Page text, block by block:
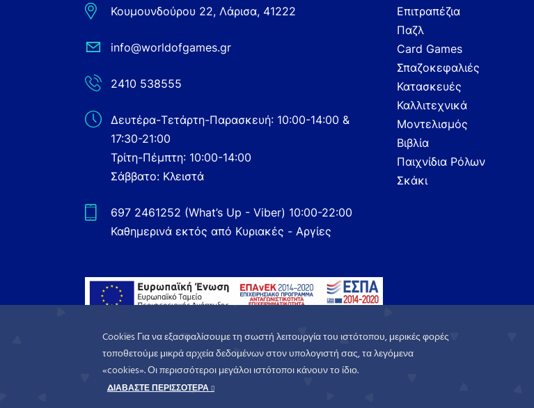
Κουμουνδούρου 22, Λάρισα, 41222
info@worldofgames.gr
2410 538555
Δευτέρα-Τετάρτη-Παρασκευή: 10:00-14:00 &
17:30-21:00
Τρίτη-Πέμπτη: 10:00-14:00
Σάββατο: Κλειστά
697 2461252 (What’s Up - Viber) 10:00-22:00
Καθημερινά εκτός από Κυριακές - Αργίες
Επιτραπέζια
Παζλ
Card Games
Σπαζοκεφαλιές
Κατασκευές
Καλλιτεχνικά
Μοντελισμός
Βιβλία
Παιχνίδια Ρόλων
Σκάκι
WorldofGames© 2026. All rights reserved.
Cookies Για να εξασφαλίσουμε τη σωστή λειτουργία του ιστότοπου, μερικές φορές
τοποθετούμε μικρά αρχεία δεδομένων στον υπολογιστή σας, τα λεγόμενα
«cookies». Οι περισσότεροι μεγάλοι ιστότοποι κάνουν το ίδιο.
ΔΙΑΒΑΣΤΕ ΠΕΡΙΣΣΟΤΕΡΑ